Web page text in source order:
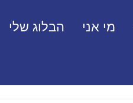
מי אני הבלוג שלי